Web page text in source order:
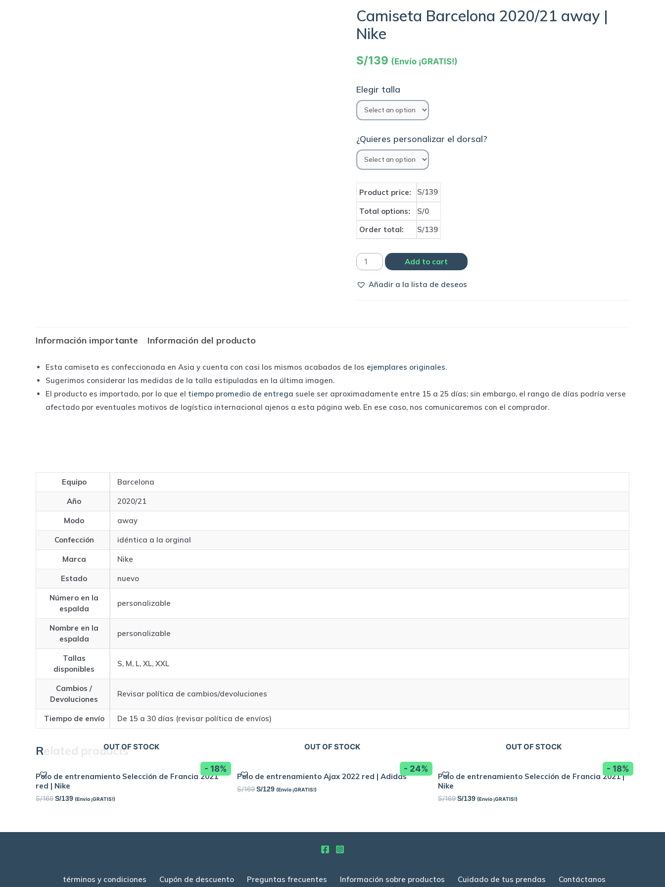
Camiseta Barcelona 2020/21 away |
Nike
S/139 (Envío ¡GRATIS!)
Elegir talla
¿Quieres personalizar el dorsal?
Product price: S/139
Total options:
S/0
Order total:
S/139
Camiseta
2020/21
Add to cart
Añadir a la lista de deseos
Información importante Información del producto
Esta camiseta es confeccionada en Asia y cuenta con casi los mismos acabados de los ejemplares originales.
Sugerimos considerar las medidas de la talla estipuladas en la última imagen.
El producto es importado, por lo que el tiempo promedio de entrega suele ser aproximadamente entre 15 a 25 días; sin embargo, el rango de días podría verse
afectado por eventuales motivos de logística internacional ajenos a esta página web. En ese caso, nos comunicaremos con el comprador.
Equipo Barcelona
Año 2020/21
Modo away
Confección idéntica a la orginal
Marca Nike
Estado nuevo
Número en la
espalda
personalizable
Nombre en la
espalda
personalizable
Tallas
disponibles
S, M, L, XL, XXL
Cambios /
Devoluciones
Revisar política de cambios/devoluciones
Tiempo de envío De 15 a 30 días (revisar política de envíos)
Related products
- 18%
OUT OF STOCK
Polo de entrenamiento Selección de Francia 2021
red | Nike
S/169 S/139 (Envío ¡GRATIS!)
- 24%
OUT OF STOCK
Polo de entrenamiento Ajax 2022 red | Adidas
S/169 S/129 (Envío ¡GRATIS!)
- 18%
OUT OF STOCK
Polo de entrenamiento Selección de Francia 2021 |
Nike
S/169 S/139 (Envío ¡GRATIS!)
términos y condiciones Cupón de descuento Preguntas frecuentes Información sobre productos Cuidado de tus prendas Contáctanos